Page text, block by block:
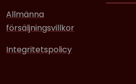
Allmänna
försäljningsvillkor
Integritetspolicy